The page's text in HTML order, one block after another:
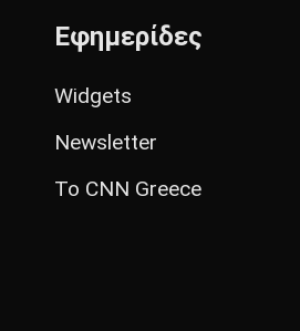
Εφημερίδες
Widgets
Newsletter
Το CNN Greece